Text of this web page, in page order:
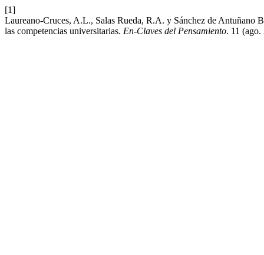
[1]
Laureano-Cruces, A.L., Salas Rueda, R.A. y Sánchez de Antuñano
las competencias universitarias. En-Claves del Pensamiento. 11